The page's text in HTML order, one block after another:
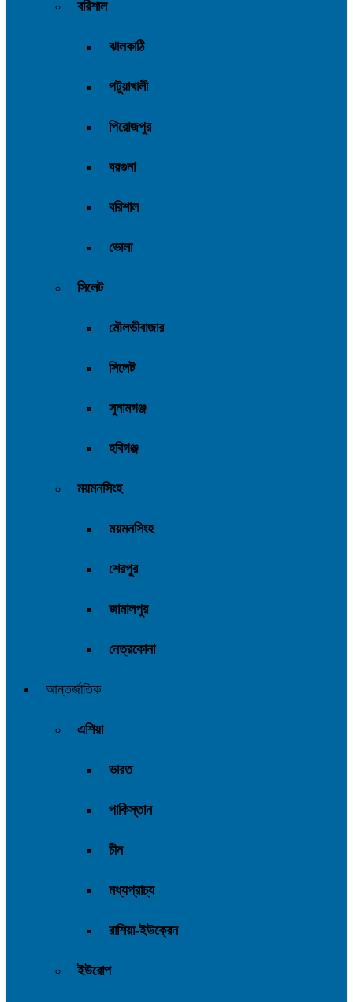
বরিশাল
ঝালকাঠি
পটুয়াখালী
পিরোজপুর
বরগুনা
বরিশাল
ভোলা
সিলেট
মৌলভীবাজার
সিলেট
সুনামগঞ্জ
হবিগঞ্জ
ময়মনসিংহ
ময়মনসিংহ
শেরপুর
জামালপুর
নেত্রকোনা
আন্তর্জাতিক
এশিয়া
ভারত
পাকিস্তান
চীন
মধ্যপ্রাচ্য
রাশিয়া-ইউক্রেন
ইউরোপ